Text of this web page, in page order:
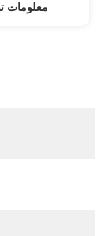
معلومات